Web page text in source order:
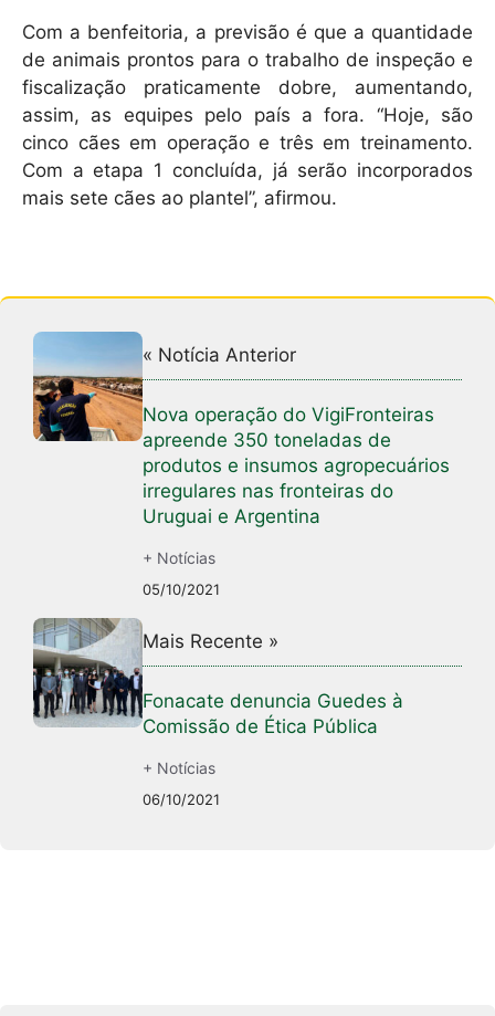
Com a benfeitoria, a previsão é que a quantidade
de animais prontos para o trabalho de inspeção e
fiscalização praticamente dobre, aumentando,
assim, as equipes pelo país a fora. “Hoje, são
cinco cães em operação e três em treinamento.
Com a etapa 1 concluída, já serão incorporados
mais sete cães ao plantel”, afirmou.
« Notícia Anterior
Nova operação do VigiFronteiras
apreende 350 toneladas de
produtos e insumos agropecuários
irregulares nas fronteiras do
Uruguai e Argentina
+ Notícias
05/10/2021
Mais Recente »
Fonacate denuncia Guedes à
Comissão de Ética Pública
+ Notícias
06/10/2021